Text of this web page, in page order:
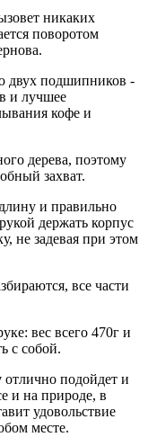
никаких
поворотом
двух подшипников -
и лучшее
кофе и
дерева, поэтому
захват.
и правильно
держать корпус
не задевая при этом
все части
вес всего 470г и
с собой.
отлично подойдет и
и на природе, в
удовольствие
месте.